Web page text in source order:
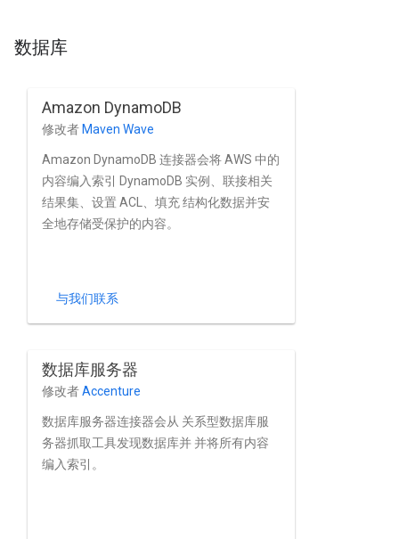
数据库
Amazon DynamoDB
修改者 Maven Wave
Amazon DynamoDB 连接器会将 AWS 中的
内容编入索引 DynamoDB 实例、联接相关
结果集、设置 ACL、填充 结构化数据并安
全地存储受保护的内容。
与我们联系
数据库服务器
修改者Accenture
数据库服务器连接器会从 关系型数据库服
务器抓取工具发现数据库并 并将所有内容
编入索引。